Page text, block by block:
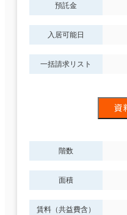
預託金
入居可能日
一括請求リスト
資
階数
面積
賃料（共益費含）